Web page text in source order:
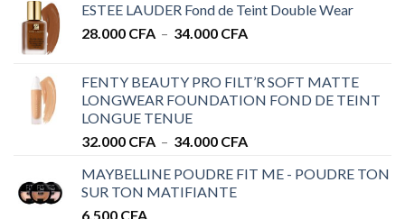
prix :
28.000 CFA
ESTEE LAUDER Fond de Teint Double Wear
28.000 CFA – 34.000 CFAPlage
28.000 CFA
à
FENTY BEAUTY PRO FILT’R SOFT MATTE
LONGWEAR FOUNDATION FOND DE TEINT
LONGUE TENUE
32.000 CFA – 34.000 CFAPlage
prix :
MAYBELLINE POUDRE FIT ME - POUDRE TON
SUR TON MATIFIANTE
6.500 CFA